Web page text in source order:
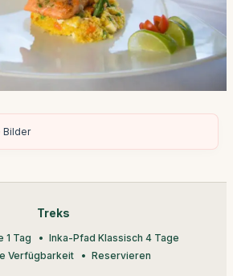
Bilder
Treks
1 Tag
Inka-Pfad Klassisch 4 Tage
Verfügbarkeit
Reservieren